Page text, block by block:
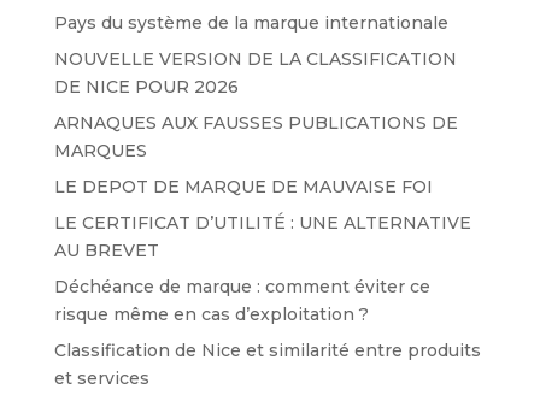
Pays du système de la marque internationale
NOUVELLE VERSION DE LA CLASSIFICATION
DE NICE POUR 2026
ARNAQUES AUX FAUSSES PUBLICATIONS DE
MARQUES
LE DEPOT DE MARQUE DE MAUVAISE FOI
LE CERTIFICAT D’UTILITÉ : UNE ALTERNATIVE
AU BREVET
Déchéance de marque : comment éviter ce
risque même en cas d’exploitation ?
Classification de Nice et similarité entre produits
et services